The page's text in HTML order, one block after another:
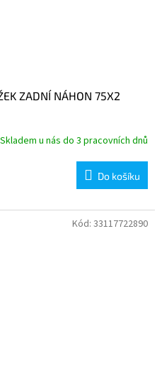
ZADNÍ NÁHON 75X2
Skladem u nás do 3 pracovních dnů
Do košíku
Kód: 33117722890